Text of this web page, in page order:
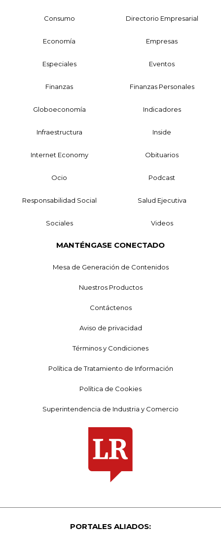
Consumo Directorio Empresarial
Economía Empresas
Especiales Eventos
Finanzas Finanzas Personales
Globoeconomía Indicadores
Infraestructura Inside
Internet Economy Obituarios
Ocio Podcast
Responsabilidad Social Salud Ejecutiva
Sociales Videos
MANTÉNGASE CONECTADO
Mesa de Generación de Contenidos
Nuestros Productos
Contáctenos
Aviso de privacidad
Términos y Condiciones
Política de Tratamiento de Información
Política de Cookies
Superintendencia de Industria y Comercio
PORTALES ALIADOS: